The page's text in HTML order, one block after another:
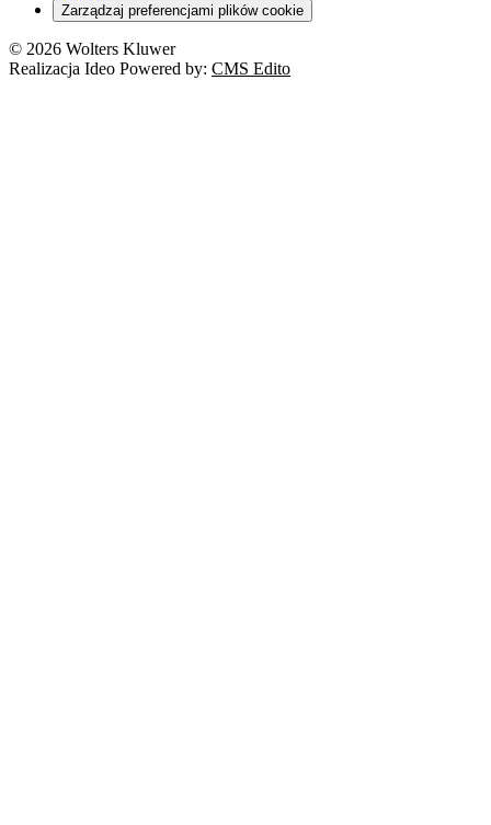
Zarządzaj preferencjami plików cookie
© 2026 Wolters Kluwer
Realizacja Ideo Powered by: CMS Edito